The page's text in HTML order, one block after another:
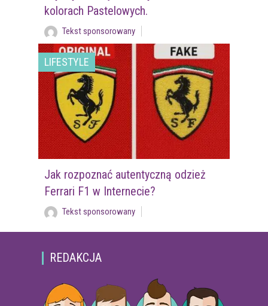
kolorach Pastelowych.
Tekst sponsorowany
LIFESTYLE
Jak rozpoznać autentyczną odzież
Ferrari F1 w Internecie?
Tekst sponsorowany
REDAKCJA